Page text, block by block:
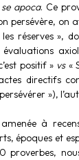
apoca. Ce
persévère, on
réserves »,
positif » vs«
directifs
»),
à
époques et
proverbes,